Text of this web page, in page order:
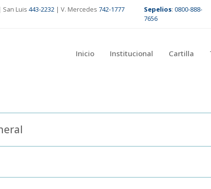
| San Luis 443-2232 | V. Mercedes 742-1777 Sepelios: 0800-888-
7656
Inicio Institucional Cartilla